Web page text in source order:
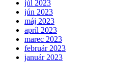
júl 2023
jún 2023
máj 2023
apríl 2023
marec 2023
február 2023
január 2023